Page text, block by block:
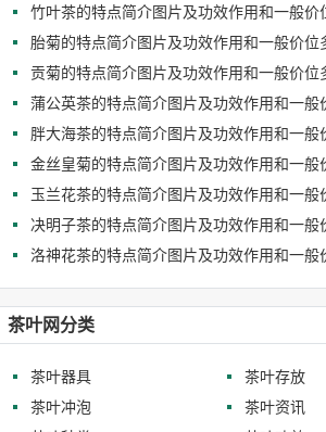
竹叶茶的特点简介图片及功效作用和一般价
胎菊的特点简介图片及功效作用和一般价位
贡菊的特点简介图片及功效作用和一般价位
蒲公英茶的特点简介图片及功效作用和一般
胖大海茶的特点简介图片及功效作用和一般
金丝皇菊的特点简介图片及功效作用和一般
玉兰花茶的特点简介图片及功效作用和一般
决明子茶的特点简介图片及功效作用和一般
洛神花茶的特点简介图片及功效作用和一般
茶叶网分类
茶叶器具
茶叶存放
茶叶冲泡
茶叶资讯